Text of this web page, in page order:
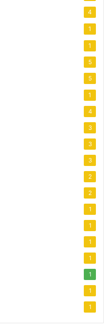
4
1
1
5
5
1
4
3
3
3
2
2
1
1
1
1
1
1
1